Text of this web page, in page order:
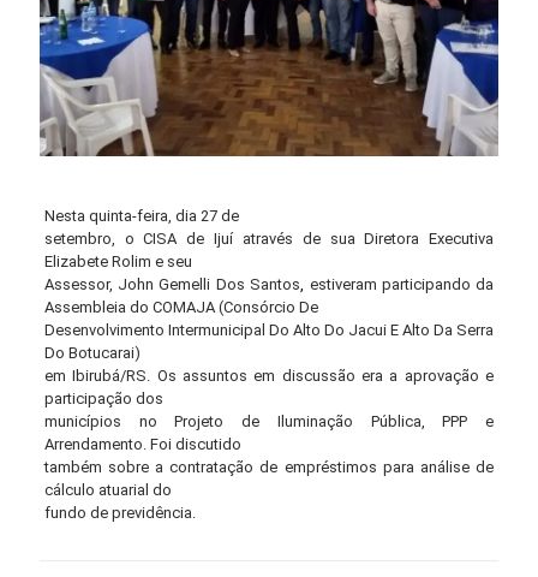
Nesta quinta-feira, dia 27 de
setembro, o CISA de Ijuí através de sua Diretora Executiva
Elizabete Rolim e seu
Assessor, John Gemelli Dos Santos, estiveram participando da
Assembleia do COMAJA (Consórcio De
Desenvolvimento Intermunicipal Do Alto Do Jacui E Alto Da Serra
Do Botucarai)
em Ibirubá/RS. Os assuntos em discussão era a aprovação e
participação dos
municípios no Projeto de Iluminação Pública, PPP e
Arrendamento. Foi discutido
também sobre a contratação de empréstimos para análise de
cálculo atuarial do
fundo de previdência.